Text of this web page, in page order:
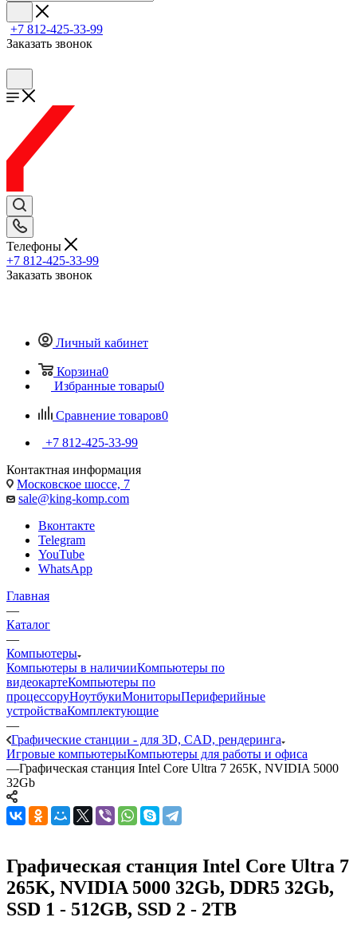
+7 812-425-33-99
Заказать звонок
Телефоны
+7 812-425-33-99
Заказать звонок
Личный кабинет
Корзина0
Избранные товары0
Сравнение товаров0
+7 812-425-33-99
Контактная информация
Московское шоссе, 7
sale@king-komp.com
Вконтакте
Telegram
YouTube
WhatsApp
Главная
—
Каталог
—
Компьютеры
Компьютеры в наличииКомпьютеры по
видеокартеКомпьютеры по
процессоруНоутбукиМониторыПериферийные
устройстваКомплектующие
—
Графические станции - для 3D, CAD, рендеринга
Игровые компьютерыКомпьютеры для работы и офиса
—Графическая станция Intel Core Ultra 7 265K, NVIDIA 5000
32Gb
Графическая станция Intel Core Ultra 7
265K, NVIDIA 5000 32Gb, DDR5 32Gb,
SSD 1 - 512GB, SSD 2 - 2TB